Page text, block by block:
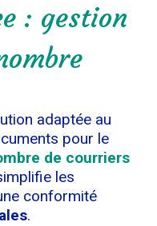
: gestion
adaptée au
pour le
de courriers
les
conformité
.